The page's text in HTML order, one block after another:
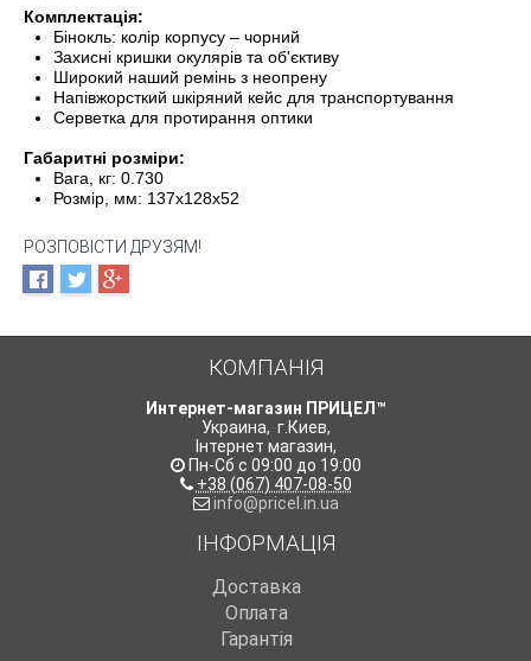
Комплектація:
Бінокль: колір корпусу – чорний
Захисні кришки окулярів та об'єктиву
Широкий наший ремінь з неопрену
Напівжорсткий шкіряний кейс для транспортування
Серветка для протирання оптики
Габаритні розміри:
Вага, кг: 0.730
Розмір, мм: 137x128x52
РОЗПОВІСТИ ДРУЗЯМ!
КОМПАНІЯ
Интернет-магазин ПРИЦЕЛ™
Украина, г.Киев,
Інтернет магазин,
Пн-Сб с 09:00 до 19:00
+38 (067) 407-08-50
info@pricel.in.ua
ІНФОРМАЦІЯ
Доставка
Оплата
Гарантія